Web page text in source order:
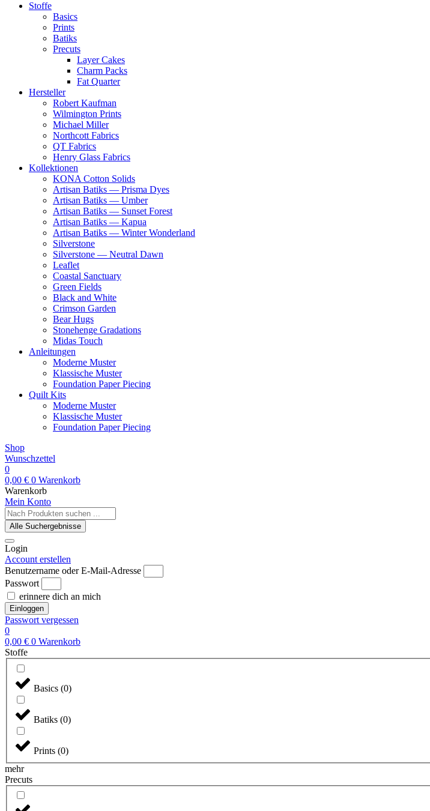
Stoffe
Basics
Prints
Batiks
Precuts
Layer Cakes
Charm Packs
Fat Quarter
Hersteller
Robert Kaufman
Wilmington Prints
Michael Miller
Northcott Fabrics
QT Fabrics
Henry Glass Fabrics
Kollektionen
KONA Cotton Solids
Artisan Batiks — Prisma Dyes
Artisan Batiks — Umber
Artisan Batiks — Sunset Forest
Artisan Batiks — Kapua
Artisan Batiks — Winter Wonderland
Silverstone
Silverstone — Neutral Dawn
Leaflet
Coastal Sanctuary
Green Fields
Black and White
Crimson Garden
Bear Hugs
Stonehenge Gradations
Midas Touch
Anleitungen
Moderne Muster
Klassische Muster
Foundation Paper Piecing
Quilt Kits
Moderne Muster
Klassische Muster
Foundation Paper Piecing
Shop
Wunschzettel
0
0,00 € 0 Warenkorb
Warenkorb
Mein Konto
Search
...Alle Suchergebnisse
Login
Account erstellen
Benutzername oder E-Mail-Adresse
Passwort
erinnere dich an mich
Einloggen
Passwort vergessen
0
0,00 € 0 Warenkorb
Stoffe
Basics (0)
Batiks (0)
Prints (0)
mehr
Precuts